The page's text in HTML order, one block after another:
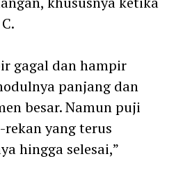
gagal dan hampir
panjang dan
besar. Namun puji
yang terus
hingga selesai,”